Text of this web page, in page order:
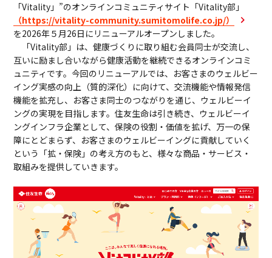
「Vitality」”のオンラインコミュニティサイト「Vitality部」
（https://vitality-community.sumitomolife.co.jp/）
を2026年５月26日にリニューアルオープンしました。
「Vitality部」は、健康づくりに取り組む会員同士が交流し、
互いに励まし合いながら健康活動を継続できるオンラインコミ
ュニティです。今回のリニューアルでは、お客さまのウェルビー
イング実感の向上（質的深化）に向けて、交流機能や情報発信
機能を拡充し、お客さま同士のつながりを通じ、ウェルビーイ
ングの実現を目指します。住友生命は引き続き、ウェルビーイ
ングインフラ企業として、保険の役割・価値を拡げ、万一の保
障にとどまらず、お客さまのウェルビーイングに貢献していく
という「拡・保険」の考え方のもと、様々な商品・サービス・
取組みを提供していきます。